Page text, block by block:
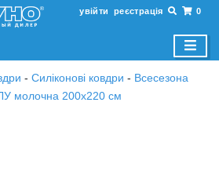
увійти реєстрація 0
- Силіконові ковдри - Всесезона
молочна 200х220 см